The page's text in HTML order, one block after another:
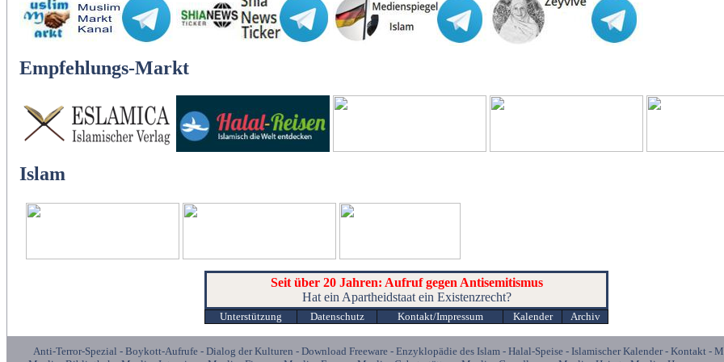
Empfehlungs-Markt
Islam
Seit über 20 Jahren: Aufruf gegen Antisemitismus
Hat ein Apartheidstaat ein Existenzrecht?
Unterstützung Datenschutz Kontakt/Impressum Kalender Archiv
Anti-Terror-Spezial - Boykott-Aufrufe - Dialog der Kulturen - Download Freeware - Enzyklopädie des Islam - Halal-Speise - Islamischer Kalender- Kontakt -